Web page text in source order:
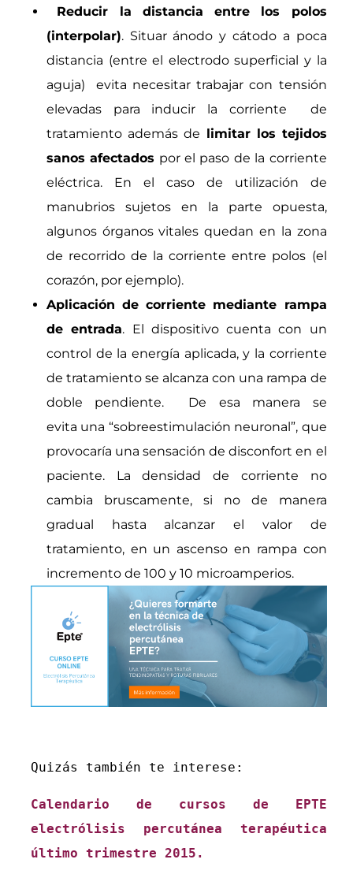
Reducir la distancia entre los polos
(interpolar). Situar ánodo y cátodo a poca
distancia (entre el electrodo superficial y la
aguja) evita necesitar trabajar con tensión
elevadas para inducir la corriente de
tratamiento además de limitar los tejidos
sanos afectados por el paso de la corriente
eléctrica. En el caso de utilización de
manubrios sujetos en la parte opuesta,
algunos órganos vitales quedan en la zona
de recorrido de la corriente entre polos (el
corazón, por ejemplo).
Aplicación de corriente mediante rampa
de entrada. El dispositivo cuenta con un
control de la energía aplicada, y la corriente
de tratamiento se alcanza con una rampa de
doble pendiente. De esa manera se
evita una “sobreestimulación neuronal”, que
provocaría una sensación de disconfort en el
paciente. La densidad de corriente no
cambia bruscamente, si no de manera
gradual hasta alcanzar el valor de
tratamiento, en un ascenso en rampa con
incremento de 100 y 10 microamperios.
Quizás también te interese:
Calendario de cursos de EPTE
electrólisis percutánea terapéutica
último trimestre 2015.